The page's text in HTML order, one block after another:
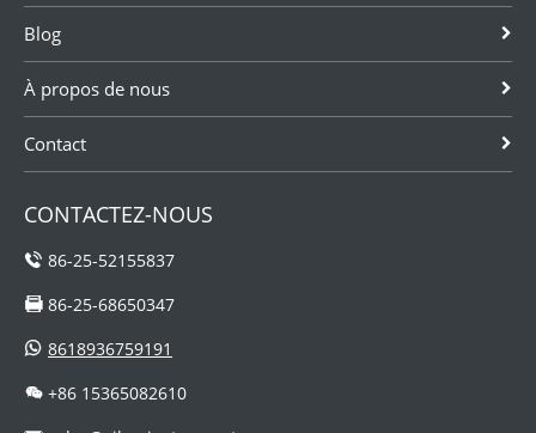
Blog
À propos de nous
Contact
CONTACTEZ-NOUS
86-25-52155837
86-25-68650347
8618936759191
+86 15365082610